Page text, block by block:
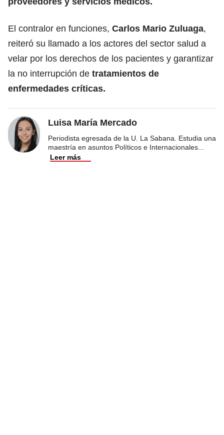
El contralor en funciones, Carlos Mario Zuluaga,
reiteró su llamado a los actores del sector salud a
velar por los derechos de los pacientes y garantizar
la no interrupción de tratamientos de
enfermedades críticas.
Luisa María Mercado
Periodista egresada de la U. La Sabana. Estudia una
maestría en asuntos Políticos e Internacionales
Leer más